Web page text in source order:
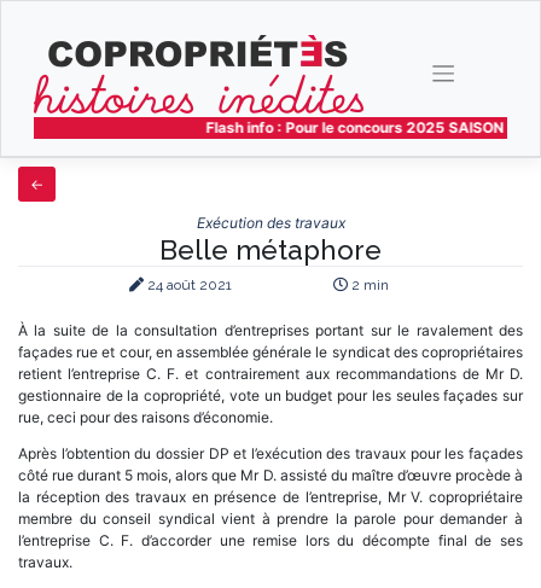
content
Flash info : Pour le concours 2025 SAISON 4
Exécution des travaux
Belle métaphore
24 août 2021 2 min
À la suite de la consultation d’entreprises portant sur le ravalement des
façades rue et cour, en assemblée générale le syndicat des copropriétaires
retient l’entreprise C. F. et contrairement aux recommandations de Mr D.
gestionnaire de la copropriété, vote un budget pour les seules façades sur
rue, ceci pour des raisons d’économie.
Après l’obtention du dossier DP et l’exécution des travaux pour les façades
côté rue durant 5 mois, alors que Mr D. assisté du maître d’œuvre procède à
la réception des travaux en présence de l’entreprise, Mr V. copropriétaire
membre du conseil syndical vient à prendre la parole pour demander à
l’entreprise C. F. d’accorder une remise lors du décompte final de ses
travaux.